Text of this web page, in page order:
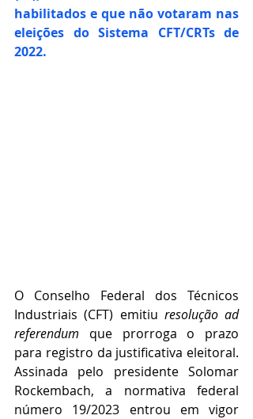
habilitados e que não votaram nas
eleições do Sistema CFT/CRTs de
2022.
O Conselho Federal dos Técnicos
Industriais (CFT) emitiu resolução ad
referendum que prorroga o prazo
para registro da justificativa eleitoral.
Assinada pelo presidente Solomar
Rockembach, a normativa federal
número 19/2023 entrou em vigor